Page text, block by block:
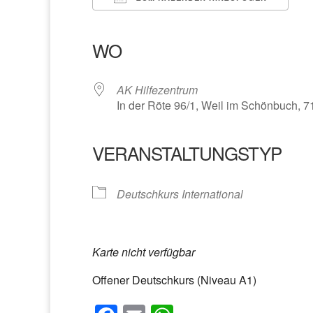
WO
AK Hilfezentrum
In der Röte 96/1, Weil im Schönbuch,
VERANSTALTUNGSTYP
Deutschkurs International
Karte nicht verfügbar
Offener Deutschkurs (Niveau A1)